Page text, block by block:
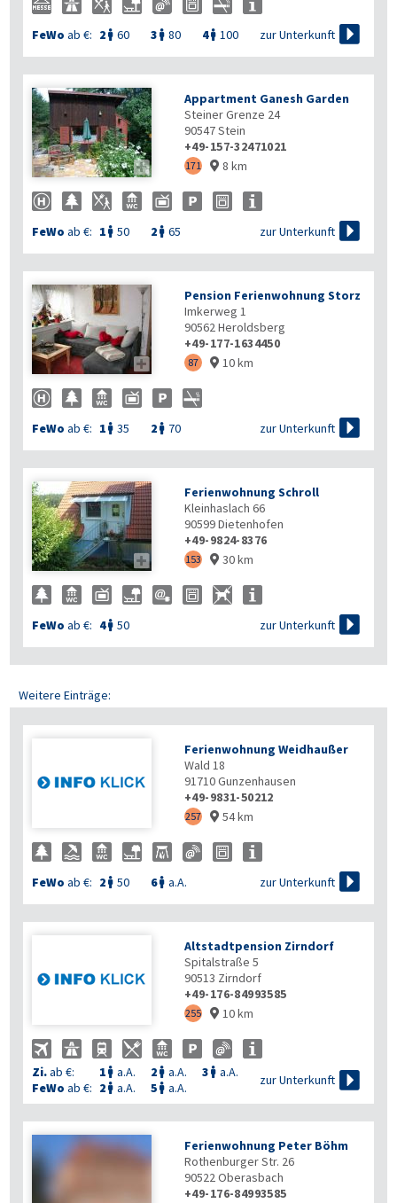
FeWo ab €: 2  60 3  80 4 100 zur Unterkunft 

Appartment Ganesh Garden
Steiner Grenze 24
90547Stein
+49-157-32471021
171  8 km
FeWo ab €: 1  50 2  65 zur Unterkunft 

Pension Ferienwohnung Storz
Imkerweg 1
90562Heroldsberg
+49-177-1634450
87  10 km
FeWo ab €: 1  35 2  70 zur Unterkunft 

Ferienwohnung Schroll
Kleinhaslach 66
90599Dietenhofen
+49-9824-8376
153  30 km
FeWo ab €: 4 50 zur Unterkunft 
Weitere Einträge:
Ferienwohnung Weidhaußer
Wald 18
91710Gunzenhausen
+49-9831-50212
257  54 km
FeWo ab €: 2  50 6 a.A. zur Unterkunft 
Altstadtpension Zirndorf
Spitalstraße 5
90513 Zirndorf
+49-176-84993585
255  10 km
Zi.ab €: 1  a.A. 2  a.A. 3  a.A.
FeWo ab €: 2  a.A. 5  a.A.
zur Unterkunft 
Ferienwohnung Peter Böhm
Rothenburger Str. 26
90522Oberasbach
+49-176-84993585